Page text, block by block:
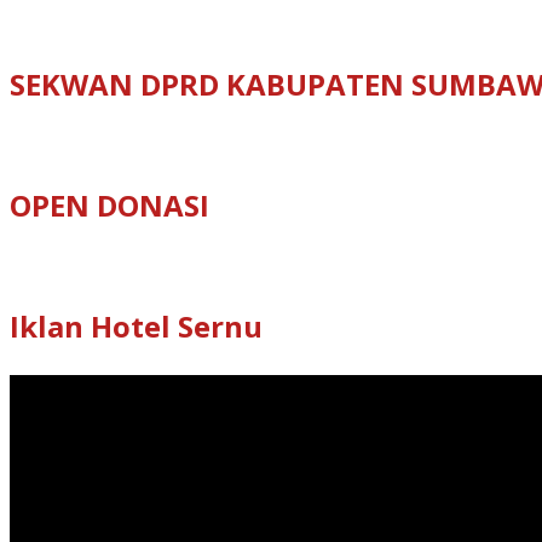
SEKWAN DPRD KABUPATEN
OPEN DONASI
Iklan Hotel Sernu